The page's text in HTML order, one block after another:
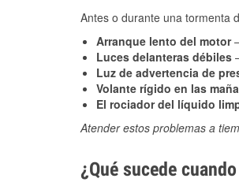
Antes o durante una tormenta
Arranque lento del motor
Luces delanteras débiles
Luz de advertencia de
Volante rígido en las
El rociador del líquido
Atender estos problemas a
¿Qué sucede